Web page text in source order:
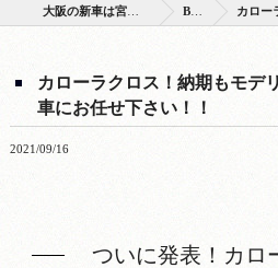
大阪の新車は宮口自動車株式会社 BLOG カローラク
カローラクロス！納期もモデ
車にお任せ下さい！！
2021/09/16
ついに発表！カ